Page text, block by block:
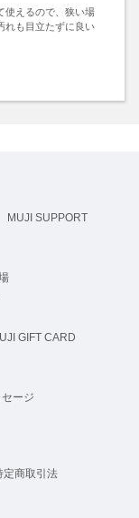
使えるので、狭い場
れも目立たずに良い
MUJI SUPPORT
GIFT CARD
ージ
定商取引法